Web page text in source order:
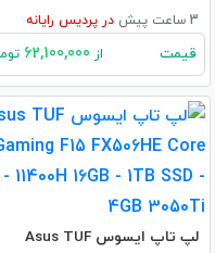
3 ساعت پیش در پردیس رایانه
قیمت از
لپ تاپ ایسوس Asus TUF